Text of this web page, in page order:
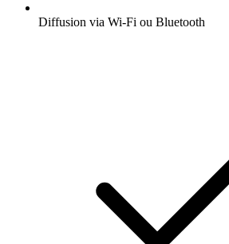
Diffusion via Wi-Fi ou Bluetooth